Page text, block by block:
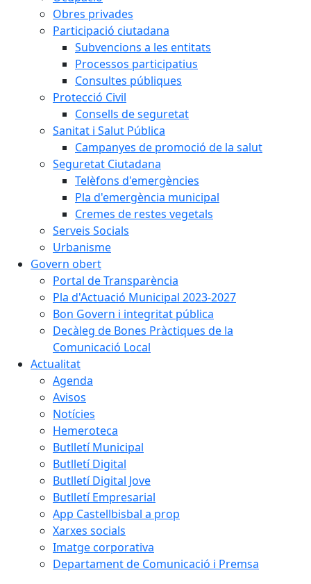
Obres privades
Participació ciutadana
Subvencions a les entitats
Processos participatius
Consultes públiques
Protecció Civil
Consells de seguretat
Sanitat i Salut Pública
Campanyes de promoció de la salut
Seguretat Ciutadana
Telèfons d'emergències
Pla d'emergència municipal
Cremes de restes vegetals
Serveis Socials
Urbanisme
Govern obert
Portal de Transparència
Pla d'Actuació Municipal 2023-2027
Bon Govern i integritat pública
Decàleg de Bones Pràctiques de la
Comunicació Local
Actualitat
Agenda
Avisos
Notícies
Hemeroteca
Butlletí Municipal
Butlletí Digital
Butlletí Digital Jove
Butlletí Empresarial
App Castellbisbal a prop
Xarxes socials
Imatge corporativa
Departament de Comunicació i Premsa